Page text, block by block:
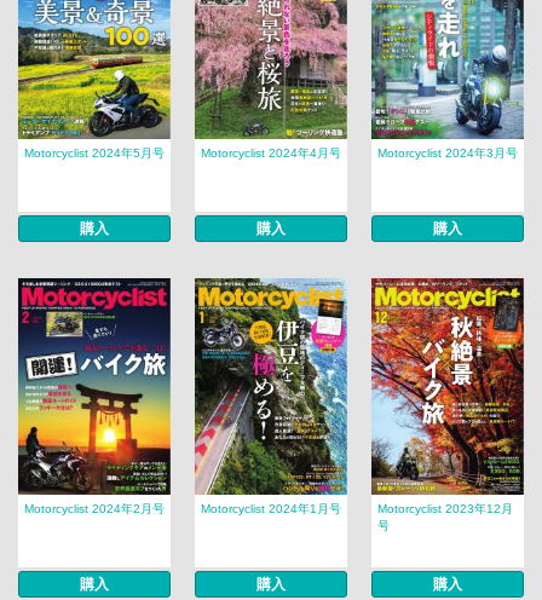
Motorcyclist 2024年5月号
購入
Motorcyclist 2024年4月号
購入
Motorcyclist 2024年3月号
購入
Motorcyclist 2024年2月号
購入
Motorcyclist 2024年1月号
購入
Motorcyclist 2023年12月
号
購入